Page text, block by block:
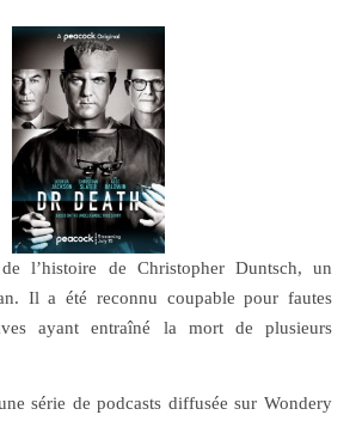
de l’histoire de Christopher Duntsch, un
Il a été reconnu coupable pour fautes
ayant entraîné la mort de plusieurs
série de podcasts diffusée sur Wondery